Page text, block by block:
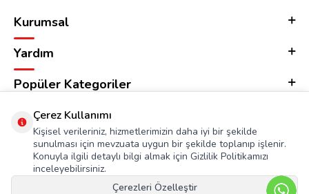
Kurumsal
Yardım
Popüler Kategoriler
Adres & İletişim
Çerez Kullanımı
Kişisel verileriniz, hizmetlerimizin daha iyi bir şekilde
sunulması için mevzuata uygun bir şekilde toplanıp işlenir.
Konuyla ilgili detaylı bilgi almak için Gizlilik Politikamızı
inceleyebilirsiniz.
Çerezleri Özelleştir